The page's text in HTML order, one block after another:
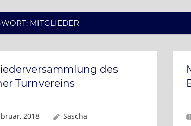
MITGLIEDER
des
Turnvereins
2018 Sascha